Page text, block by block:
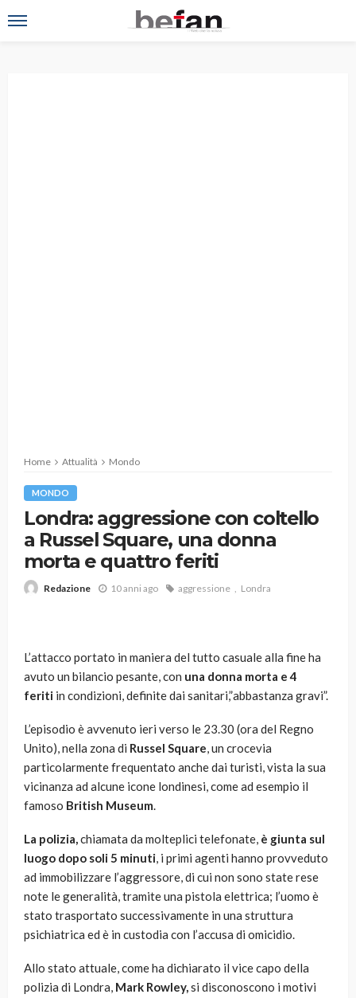
Home Attualità Mondo
MONDO
Londra: aggressione con coltello
a Russel Square, una donna
morta e quattro feriti
Redazione 10 anni ago aggressione Londra
L’attacco portato in maniera del tutto casuale alla fine ha
avuto un bilancio pesante, con una donna morta e 4
feriti in condizioni, definite dai sanitari,”abbastanza gravi”.
L’episodio è avvenuto ieri verso le 23.30 (ora del Regno
Unito), nella zona di Russel Square, un crocevia
particolarmente frequentato anche dai turisti, vista la sua
vicinanza ad alcune icone londinesi, come ad esempio il
famoso British Museum.
La polizia,chiamata da molteplici telefonate, è giunta sul
luogo dopo soli 5 minuti, i primi agenti hanno provveduto
ad immobilizzare l’aggressore, di cui non sono state rese
note le generalità, tramite una pistola elettrica; l’uomo è
stato trasportato successivamente in una struttura
psichiatrica ed è in custodia con l’accusa di omicidio.
Allo stato attuale, come ha dichiarato il vice capo della
polizia di Londra, Mark Rowley,si disconoscono i motivi